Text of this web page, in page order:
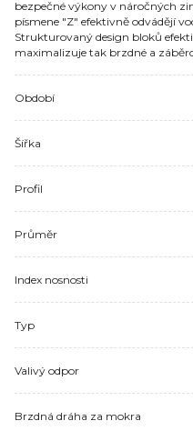
bezpečné výkony v náročných
písmene "Z" efektivně odvádějí
Strukturovaný design bloků
maximalizuje tak brzdné a
Období
Šířka
Profil
Průměr
Index nosnosti
Typ
Valivý odpor
Brzdná dráha za mokra